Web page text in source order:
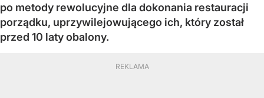
po metody rewolucyjne dla dokonania restauracji
porządku, uprzywilejowującego ich, który został
przed 10 laty obalony.